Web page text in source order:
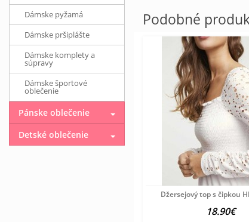
Podobné
Džersejový top s čipkou
18.90€
Dámske pyžamá
Dámske pršiplášte
Dámske komplety a
súpravy
Dámske športové
oblečenie
Pánske oblečenie
Detské oblečenie